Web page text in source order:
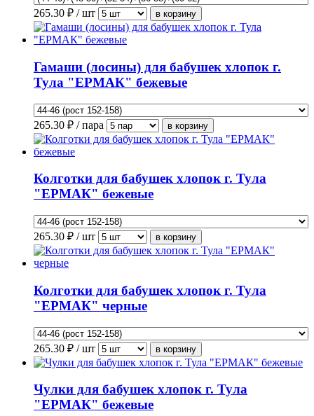
265.30 ₽ / шт
Гамаши (лосины) для бабушек хлопок г.
Тула "ЕРМАК" бежевые
265.30 ₽ / пара
Колготки для бабушек хлопок г. Тула
"ЕРМАК" бежевые
265.30 ₽ / шт
Колготки для бабушек хлопок г. Тула
"ЕРМАК" черные
265.30 ₽ / шт
Чулки для бабушек хлопок г. Тула
"ЕРМАК" бежевые